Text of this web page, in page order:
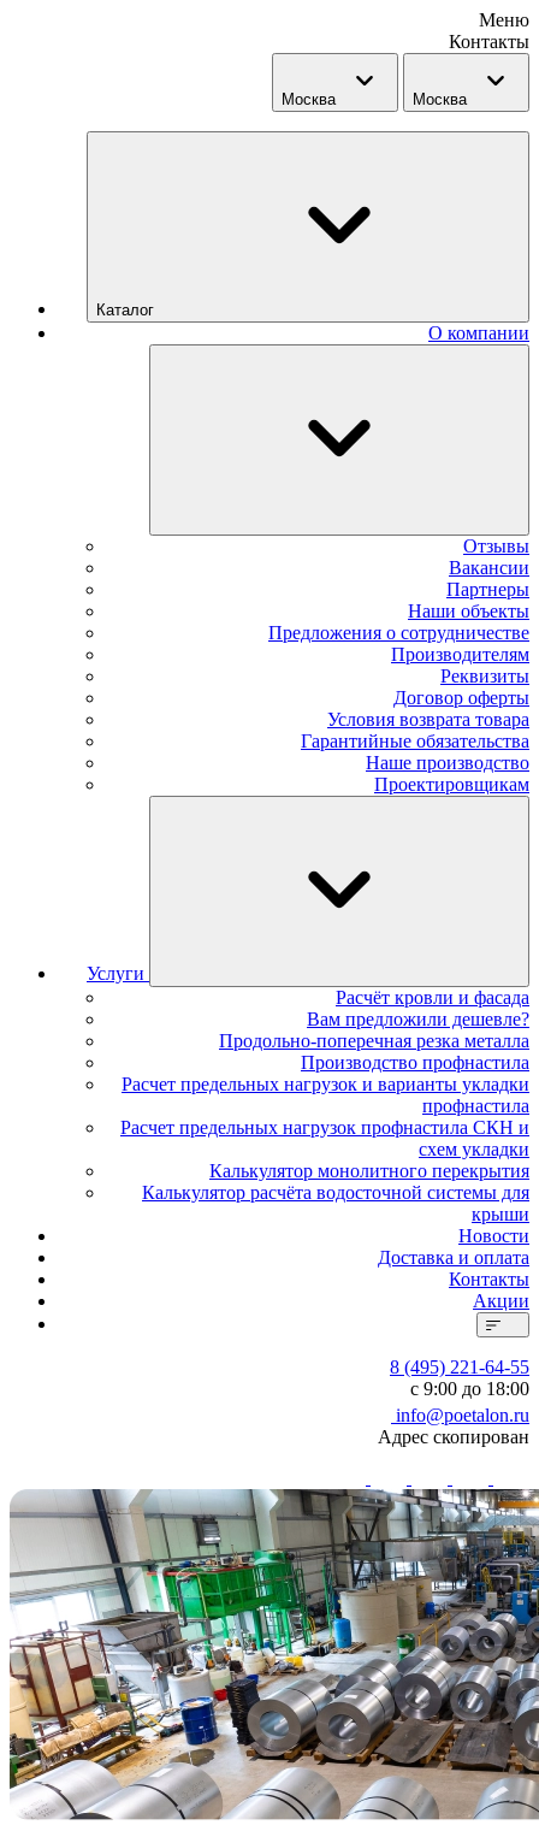
Меню
Контакты
Москва Москва
Каталог
О компании
Отзывы
Вакансии
Партнеры
Наши объекты
Предложения о сотрудничестве
Производителям
Реквизиты
Договор оферты
Условия возврата товара
Гарантийные обязательства
Наше производство
Проектировщикам
Услуги
Расчёт кровли и фасада
Вам предложили дешевле?
Продольно-поперечная резка металла
Производство профнастила
Расчет предельных нагрузок и варианты укладки
профнастила
Расчет предельных нагрузок профнастила СКН и
схем укладки
Калькулятор монолитного перекрытия
Калькулятор расчёта водосточной системы для
крыши
Новости
Доставка и оплата
Контакты
Акции
8 (495) 221-64-55
с 9:00 до 18:00
info@poetalon.ru
Адрес скопирован